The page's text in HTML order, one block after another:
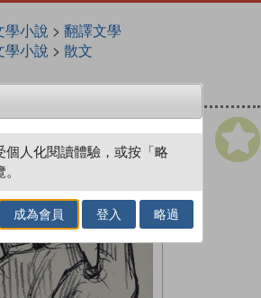
學小說 > 翻譯文學
學小說 > 散文
個人化閱讀體驗，或按「略
成為會員 登入 略過